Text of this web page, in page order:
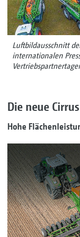
Luftbildausschnitt
internationalen
Die neue
Hohe